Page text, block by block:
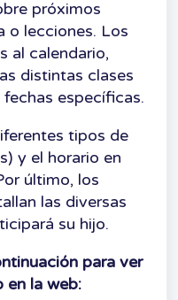
próximos
o lecciones. Los
al calendario,
distintas clases
específicas.
tipos de
y el horario en
último, los
las diversas
su hijo.
para ver
en la web: